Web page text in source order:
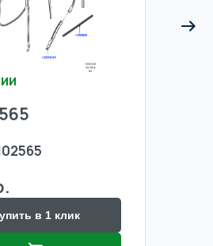
в 1 клик